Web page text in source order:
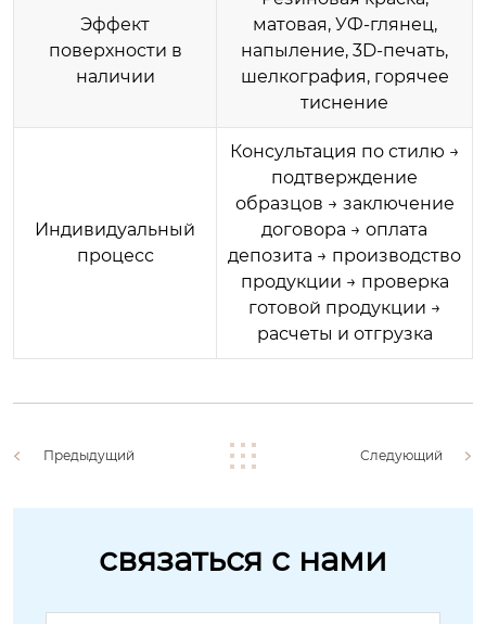
Эффект
поверхности в
наличии
матовая, УФ-глянец,
напыление, 3D-печать,
шелкография, горячее
тиснение
Индивидуальный
процесс
Консультация по стилю →
подтверждение
образцов → заключение
договора → оплата
депозита → производство
продукции → проверка
готовой продукции →
расчеты и отгрузка
Предыдущий Следующий
связаться с нами